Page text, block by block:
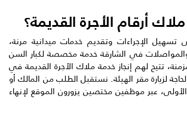
أرقام الأجرة القديمة؟
الإجراءات وتقديم خدمات ميدانية مرنة،
في الشارقة خدمة مخصصة لكبار السن
تتيح لهم إنجاز خدمة ملاك الأجرة القديمة في
لزيارة مقر الهيئة. نستقبل الطلب من المالك أو
الأولى، عبر موظفين مختصين يزورون الموقع لإنهاء